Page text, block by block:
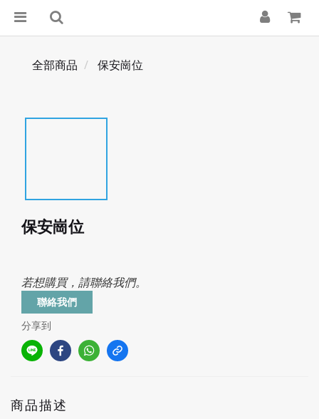
全部商品 保安崗位
保安崗位
若想購買，請聯絡我們。
聯絡我們
分享到
商品描述